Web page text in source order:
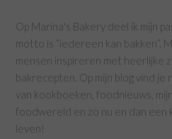
Op Marina's Bakery deel ik mijn
motto is “iedereen kan bakken”.
mensen inspireren met heerlijke
bakrecepten. Op mijn blog vind
van kookboeken, foodnieuws,
foodwereld en zo nu en dan een
leven!